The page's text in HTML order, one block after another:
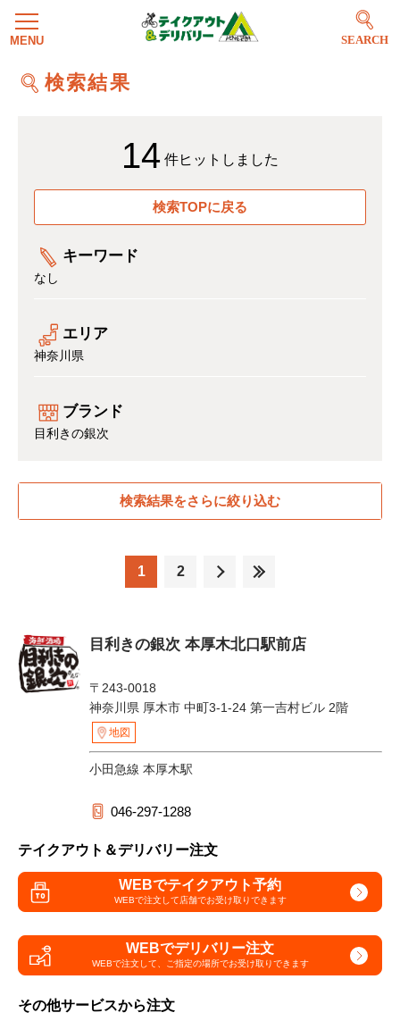
SEARCH
検索結果
14 件ヒットしました
検索TOPに戻る
キーワード
なし
エリア
神奈川県
ブランド
目利きの銀次
検索結果をさらに絞り込む
1 2
目利きの銀次 本厚木北口駅前店
〒243-0018
神奈川県 厚木市 中町3-1-24 第一吉村ビル 2階
地図
小田急線 本厚木駅
046-297-1288
テイクアウト＆デリバリー注文
WEBでテイクアウト予約
WEBで注文して店舗でお受け取りできます
WEBでデリバリー注文
WEBで注文して、 ご指定の場所でお受け取りできます
その他サービスから注文